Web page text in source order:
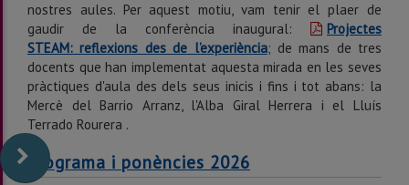
nostres aules. Per aquest motiu, vam tenir el plaer de
gaudir de la conferència inaugural:
Projectes
STEAM: reflexions des de l’experiència; de mans de tres
docents que han implementat aquesta mirada en les seves
pràctiques d'aula des dels seus inicis i fins i tot abans: la
Mercè del Barrio Arranz, l'Alba Giral Herrera i el Lluís
Terrado Rourera .
Programa i ponències 2026